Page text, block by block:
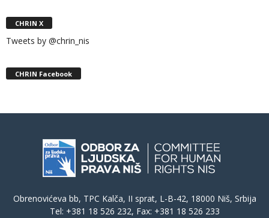
CHRIN X
Tweets by @chrin_nis
CHRIN Facebook
Obrenovićeva bb, TPC Kalča, II sprat, L-B-42, 18000 Niš, Srbija
Tel: +381 18 526 232, Fax: +381 18 526 233